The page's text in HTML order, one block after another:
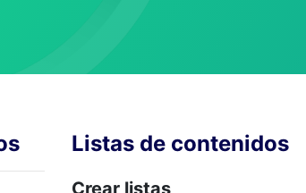
Listas de contenidos
Crear listas